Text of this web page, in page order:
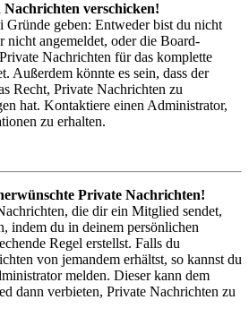
verschicken!
Gründe geben: Entweder bist du nicht
nicht angemeldet, oder die Board-
Nachrichten für das komplette
Außerdem könnte es sein, dass der
Recht, Private Nachrichten zu
hat. Kontaktiere einen Administrator,
zu erhalten.
Private Nachrichten!
die dir ein Mitglied sendet,
indem du in deinem persönlichen
Regel erstellst. Falls du
von jemandem erhältst, so kannst du
melden. Dieser kann dem
dann verbieten, Private Nachrichten zu